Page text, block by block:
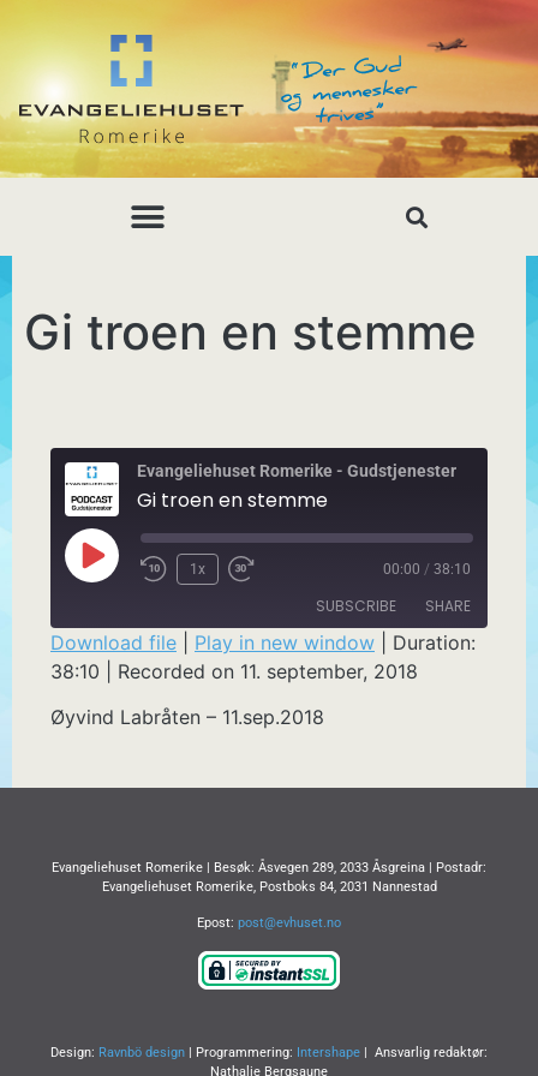
Gi troen en stemme
Evangeliehuset Romerike - Gudstjenester
Gi troen en stemme
1x 00:00 / 38:10
SUBSCRIBE SHARE
SHARE
LINK
Download file Play in new window
Duration:
38:10
Recorded on 11. september, 2018
Øyvind Labråten – 11.sep.2018
Evangeliehuset Romerike | Besøk: Åsvegen 289, 2033 Åsgreina | Postadr:
Evangeliehuset Romerike, Postboks 84, 2031 Nannestad
Epost: post@evhuset.no
Design: Ravnbö design | Programmering: Intershape | Ansvarlig redaktør:
Nathalie Bergsaune